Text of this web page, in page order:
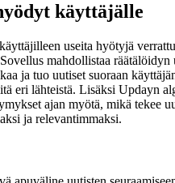
käyttäjälle
useita hyötyjä
mahdollistaa räätälöidyn
ja tuo uutiset suoraan
eri lähteistä. Lisäksi Updayn
ajan myötä, mikä tekee
ja relevantimmaksi.